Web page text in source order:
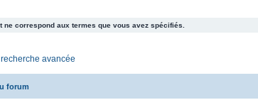
ne correspond aux termes que vous avez spécifiés.
avancée
forum